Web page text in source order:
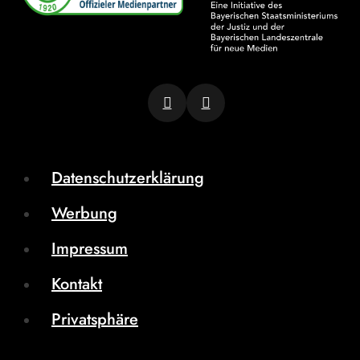
Datenschutzerklärung
Werbung
Impressum
Kontakt
Privatsphäre